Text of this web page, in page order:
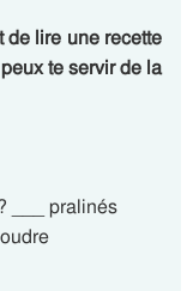
de lire une recette
te servir de la
___ pralinés